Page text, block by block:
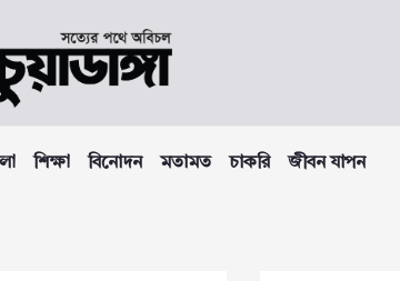
শিক্ষা বিনোদন মতামত চাকরি জীবন যাপন